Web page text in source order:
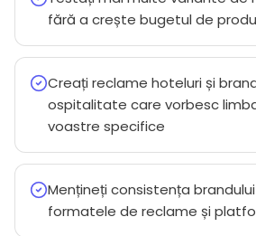
fără a crește bugetul de
Creați reclame hoteluri și
ospitalitate care vorbesc
voastre specifice
Mențineți consistența
formatele de reclame și